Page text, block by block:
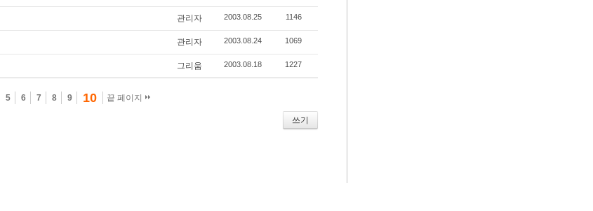
관리자 2003.08.25 1146
관리자 2003.08.24 1069
그리움 2003.08.18 1227
5 6 7 8 9 10 끝 페이지
쓰기